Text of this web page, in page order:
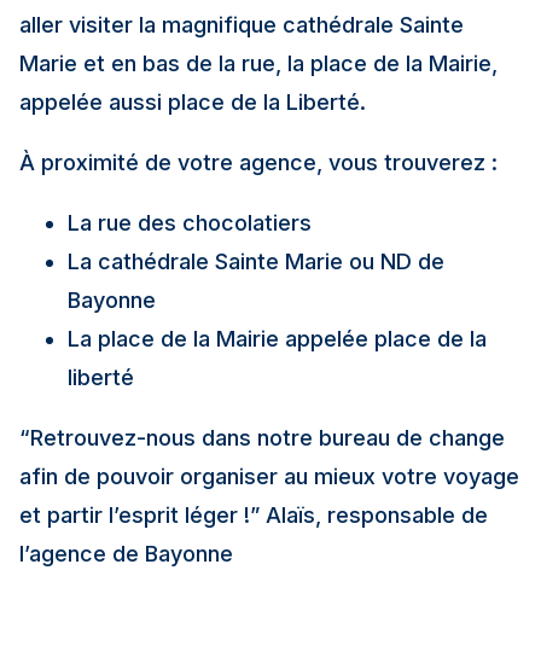
aller visiter la magnifique cathédrale Sainte
Marie et en bas de la rue, la place de la Mairie,
appelée aussi place de la Liberté.
À proximité de votre agence, vous trouverez :
La rue des chocolatiers
La cathédrale Sainte Marie ou ND de
Bayonne
La place de la Mairie appelée place de la
liberté
“Retrouvez-nous dans notre bureau de change
afin de pouvoir organiser au mieux votre voyage
et partir l’esprit léger !” Alaïs, responsable de
l’agence de Bayonne